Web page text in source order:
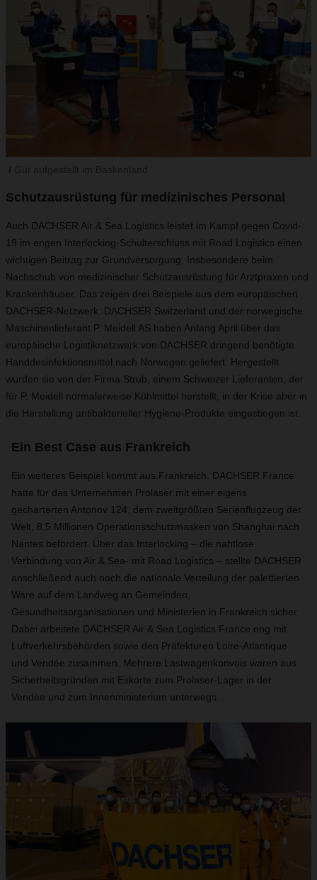
Schutzausrüstung für medizinisches Personal
Auch DACHSER Air & Sea Logistics leistet im Kampf gegen Covid-
19 im engen Interlocking-Schulterschluss mit Road Logistics einen
wichtigen Beitrag zur Grundversorgung. Insbesondere beim
Nachschub von medizinischer Schutzausrüstung für Arztpraxen und
Krankenhäuser. Das zeigen drei Beispiele aus dem europäischen
DACHSER-Netzwerk: DACHSER Switzerland und der norwegische
Maschinenlieferant P. Meidell AS haben Anfang April über das
europäische Logistiknetzwerk von DACHSER dringend benötigte
Handdesinfektionsmittel nach Norwegen geliefert. Hergestellt
wurden sie von der Firma Strub, einem Schweizer Lieferanten, der
für P. Meidell normalerweise Kühlmittel herstellt, in der Krise aber in
die Herstellung antibakterieller Hygiene-Produkte eingestiegen ist.
Ein Best Case aus Frankreich
Ein weiteres Beispiel kommt aus Frankreich. DACHSER France
hatte für das Unternehmen Prolaser mit einer eigens
gecharterten Antonov 124, dem zweitgrößten Serienflugzeug der
Welt, 8,5 Millionen Operationsschutzmasken von Shanghai nach
Nantes befördert. Über das Interlocking – die nahtlose
Verbindung von Air & Sea- mit Road Logistics – stellte DACHSER
anschließend auch noch die nationale Verteilung der palettierten
Ware auf dem Landweg an Gemeinden,
Gesundheitsorganisationen und Ministerien in Frankreich sicher.
Dabei arbeitete DACHSER Air & Sea Logistics France eng mit
Luftverkehrsbehörden sowie den Präfekturen Loire-Atlantique
und Vendée zusammen. Mehrere Lastwagenkonvois waren aus
Sicherheitsgründen mit Eskorte zum Prolaser-Lager in der
Vendée und zum Innenministerium unterwegs.